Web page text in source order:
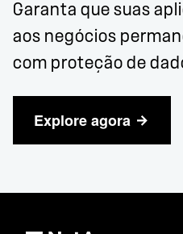
Garanta que suas
aos negócios
com proteção de
Explore agora